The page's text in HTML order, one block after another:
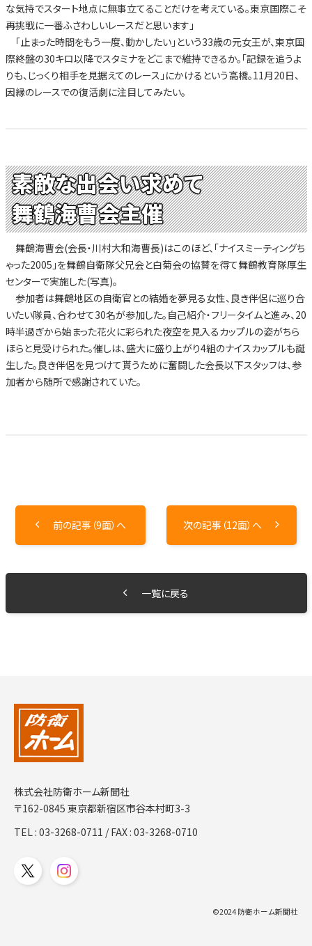
な気持でスタート地点に無事立てることだけを考えている。東京国際こそ
再挑戦に一番ふさわしいレースだと思います」
「止まった時間をもう一度、動かしたい」という33歳の元女王が、東京国
際終盤の30キロ以降でスタミナをどこまで維持できるか。「記録を追うよ
りも、じっくり相手を見据えてのレース」にかけるという高橋。11月20日、
因縁のレースでの復活劇に注目してみたい。
素敵な出会い求めて
舞鶴海曹会主催
舞鶴海曹会(会長・川村大和海曹長)はこのほど、「ナイスミーティングち
ゃった2005」を舞鶴自衛隊父兄会と白菊会の協賛を得て舞鶴教育隊厚生
センターで実施した(写真)。
参加者は舞鶴地区の自衛官との結婚を夢見る女性、良き伴侶に巡り合
いたい隊員、合わせて30名が参加した。自己紹介・フリータイムと進み、20
時半過ぎから始まった花火に彩られた夜空を見入るカップルの姿がちら
ほらと見受けられた。催しは、盛大に盛り上がり4組のナイスカップルも誕
生した。良き伴侶を見つけて貰うために奮闘した会長以下スタッフは、参
加者から随所で感謝されていた。
前の記事（9面）へ 次の記事（12面）へ
一覧に戻る
株式会社防衛ホーム新聞社
〒162-0845 東京都新宿区市谷本村町3-3
TEL :03-3268-0711 / FAX : 03-3268-0710
©2024 防衛ホーム新聞社